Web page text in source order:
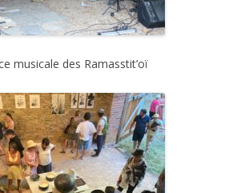
musicale des Ramasstit’oï